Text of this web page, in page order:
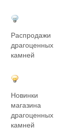
Распродажи
драгоценных
камней
Новинки
магазина
драгоценных
камней